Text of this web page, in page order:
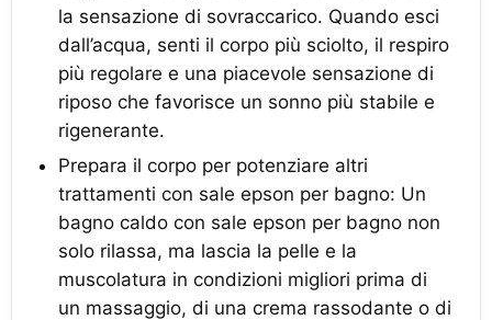
la sensazione di sovraccarico. Quando esci
dall’acqua, senti il corpo più sciolto, il respiro
più regolare e una piacevole sensazione di
riposo che favorisce un sonno più stabile e
rigenerante.
Prepara il corpo per potenziare altri
trattamenti con sale epson per bagno: Un
bagno caldo con sale epson per bagno non
solo rilassa, ma lascia la pelle e la
muscolatura in condizioni migliori prima di
un massaggio, di una crema rassodante o di